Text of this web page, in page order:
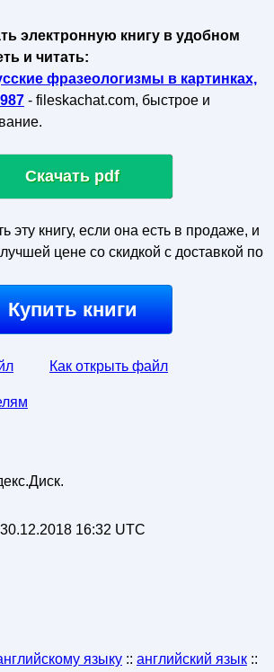
электронную книгу в удобном
и читать:
фразеологизмы в картинках,
- fileskachat.com, быстрое и
Скачать pdf
эту книгу, если она есть в продаже, и
цене со скидкой с доставкой по
Купить книги
Как открыть файл
30.12.2018 16:32 UTC
языку:: английский язык::